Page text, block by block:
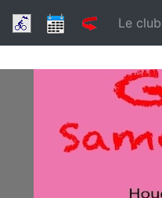
Le club